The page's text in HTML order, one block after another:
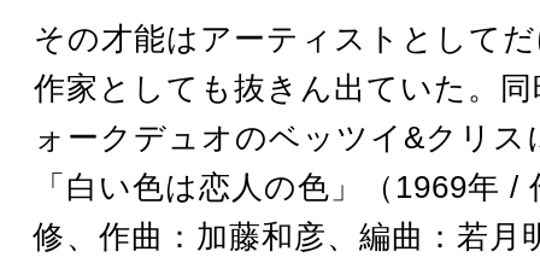
その才能はアーティストとして
作家としても抜きん出ていた。
ォークデュオのベッツイ&クリス
「白い色は恋人の色」（1969年 /
修、作曲：加藤和彦、編曲：若月